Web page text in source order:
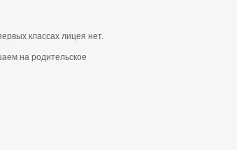
классах лицея нет.
на родительское